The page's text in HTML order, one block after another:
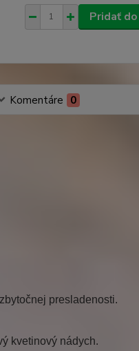
Pridať
Komentáre 0
presladenosti.
kvetinový nádych.